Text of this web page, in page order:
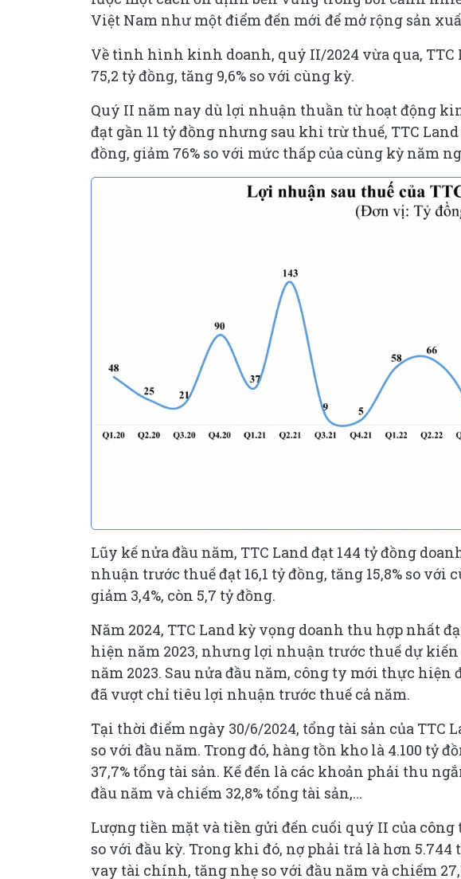
Việt Nam như một điểm đến mới để mở rộng sản
Về tình hình kinh doanh, quý II/2024 vừa qua,
75,2 tỷ đồng, tăng 9,6% so với cùng kỳ.
Quý II năm nay dù lợi nhuận thuần từ hoạt động
đạt gần 11 tỷ đồng nhưng sau khi trừ thuế, TTC
đồng, giảm 76% so với mức thấp của cùng kỳ năm
Lũy kế nửa đầu năm, TTC Land đạt 144 tỷ đồng
nhuận trước thuế đạt 16,1 tỷ đồng, tăng 15,8% so
giảm 3,4%, còn 5,7 tỷ đồng.
Năm 2024, TTC Land kỳ vọng doanh thu hợp nhất
hiện năm 2023, nhưng lợi nhuận trước thuế dự kiến
năm 2023. Sau nửa đầu năm, công ty mới thực hiện
đã vượt chỉ tiêu lợi nhuận trước thuế cả năm.
Tại thời điểm ngày 30/6/2024, tổng tài sản của TTC
so với đầu năm. Trong đó, hàng tồn kho là 4.100 tỷ
37,7% tổng tài sản. Kế đến là các khoản phải thu
đầu năm và chiếm 32,8% tổng tài sản,...
Lượng tiền mặt và tiền gửi đến cuối quý II của công
so với đầu kỳ. Trong khi đó, nợ phải trả là hơn 5.744
vay tài chính, tăng nhẹ so với đầu năm và chiếm